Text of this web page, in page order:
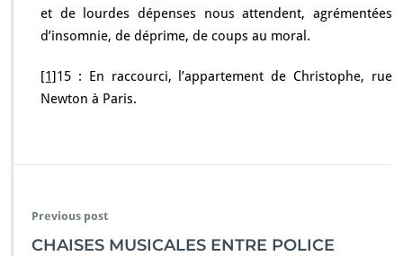
et de lourdes dépenses nous attendent, agrémentées
d’insomnie, de déprime, de coups au moral.
[1]15 : En raccourci, l’appartement de Christophe, rue
Newton à Paris.
Previous post
CHAISES MUSICALES ENTRE POLICE